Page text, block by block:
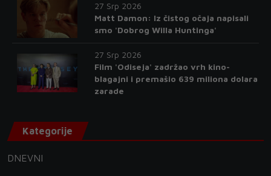
27 Srp 2026
Matt Damon: Iz čistog očaja napisali
smo 'Dobrog Willa Huntinga'
27 Srp 2026
Film 'Odiseja' zadržao vrh kino-
blagajni i premašio 639 miliona dolara
zarade
Kategorije
DNEVNI